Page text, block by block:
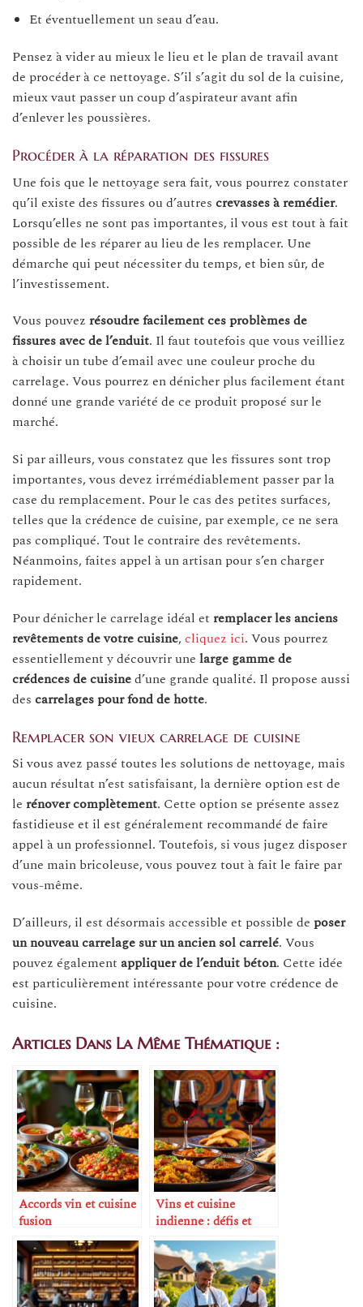
Et éventuellement un seau d’eau.
Pensez à vider au mieux le lieu et le plan de travail avant
de procéder à ce nettoyage. S’il s’agit du sol de la cuisine,
mieux vaut passer un coup d’aspirateur avant afin
d’enlever les poussières.
Procéder à la réparation des fissures
Une fois que le nettoyage sera fait, vous pourrez constater
qu’il existe des fissures ou d’autres crevasses à remédier.
Lorsqu’elles ne sont pas importantes, il vous est tout à fait
possible de les réparer au lieu de les remplacer. Une
démarche qui peut nécessiter du temps, et bien sûr, de
l’investissement.
Vous pouvez résoudre facilement ces problèmes de
fissures avec de l’enduit. Il faut toutefois que vous veilliez
à choisir un tube d’email avec une couleur proche du
carrelage. Vous pourrez en dénicher plus facilement étant
donné une grande variété de ce produit proposé sur le
marché.
Si par ailleurs, vous constatez que les fissures sont trop
importantes, vous devez irrémédiablement passer par la
case du remplacement. Pour le cas des petites surfaces,
telles que la crédence de cuisine, par exemple, ce ne sera
pas compliqué. Tout le contraire des revêtements.
Néanmoins, faites appel à un artisan pour s’en charger
rapidement.
Pour dénicher le carrelage idéal et remplacer les anciens
revêtements de votre cuisine,cliquez ici. Vous pourrez
essentiellement y découvrir une large gamme de
crédences de cuisined’une grande qualité. Il propose aussi
des carrelages pour fond de hotte.
Remplacer son vieux carrelage de cuisine
Si vous avez passé toutes les solutions de nettoyage, mais
aucun résultat n’est satisfaisant, la dernière option est de
le rénover complètement. Cette option se présente assez
fastidieuse et il est généralement recommandé de faire
appel à un professionnel. Toutefois, si vous jugez disposer
d’une main bricoleuse, vous pouvez tout à fait le faire par
vous-même.
D’ailleurs, il est désormais accessible et possible de poser
un nouveau carrelage sur un ancien sol carrelé. Vous
pouvez également appliquer de l’enduit béton. Cette idée
est particulièrement intéressante pour votre crédence de
cuisine.
Articles Dans La Même Thématique :
Accords vin et cuisine
fusion
Vins et cuisine
indienne : défis et
réussites